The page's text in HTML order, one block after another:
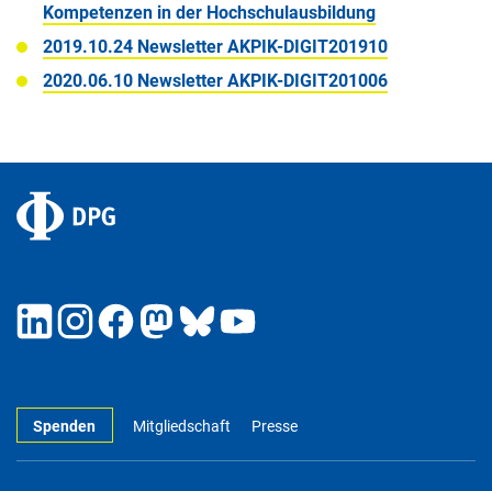
Kompetenzen in der Hochschulausbildung
2019.10.24 Newsletter AKPIK-DIGIT201910
2020.06.10 Newsletter AKPIK-DIGIT201006
Spenden Mitgliedschaft Presse